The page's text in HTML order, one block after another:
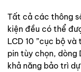
Tất cả các thông
kiện đều có thể
LCD 10 ”cục bộ
pin tùy chọn, dòng
khả năng bảo trì